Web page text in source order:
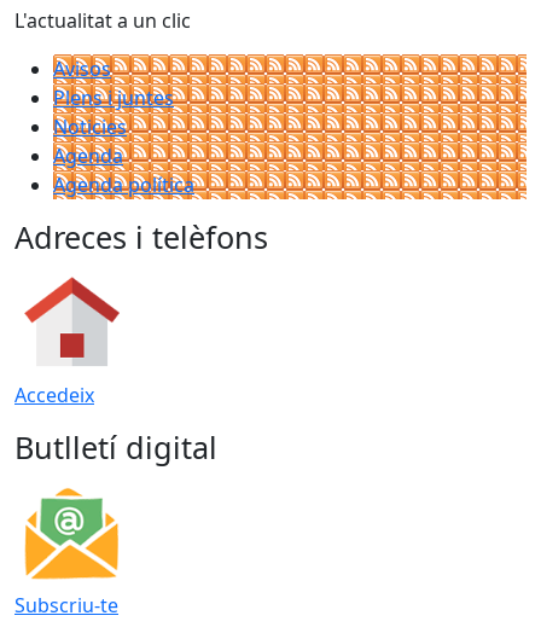
L'actualitat a un clic
Avisos
Plens i juntes
Noticies
Agenda
Agenda política
Adreces i telèfons
Accedeix
Butlletí digital
Subscriu-te